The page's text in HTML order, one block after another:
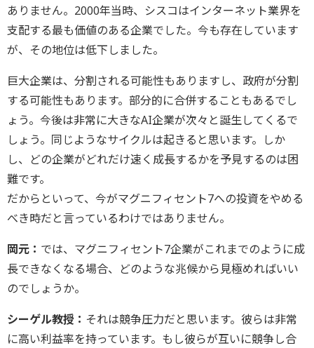
ありません。2000年当時、シスコはインターネット業界を
支配する最も価値のある企業でした。今も存在しています
が、その地位は低下しました。
巨大企業は、分割される可能性もありますし、政府が分割
する可能性もあります。部分的に合併することもあるでし
ょう。今後は非常に大きなAI企業が次々と誕生してくるで
しょう。同じようなサイクルは起きると思います。しか
し、どの企業がどれだけ速く成長するかを予見するのは困
難です。
だからといって、今がマグニフィセント7への投資をやめる
べき時だと言っているわけではありません。
岡元： では、マグニフィセント7企業がこれまでのように成
長できなくなる場合、どのような兆候から見極めればいい
のでしょうか。
シーゲル教授： それは競争圧力だと思います。彼らは非常
に高い利益率を持っています。もし彼らが互いに競争し合